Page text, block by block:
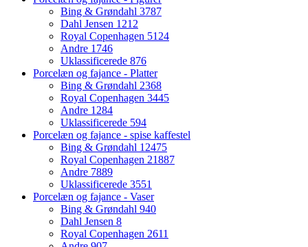
Bing & Grøndahl 3787
Dahl Jensen 1212
Royal Copenhagen 5124
Andre 1746
Uklassificerede 876
Porcelæn og fajance - Platter
Bing & Grøndahl 2368
Royal Copenhagen 3445
Andre 1284
Uklassificerede 594
Porcelæn og fajance - spise kaffestel
Bing & Grøndahl 12475
Royal Copenhagen 21887
Andre 7889
Uklassificerede 3551
Porcelæn og fajance - Vaser
Bing & Grøndahl 940
Dahl Jensen 8
Royal Copenhagen 2611